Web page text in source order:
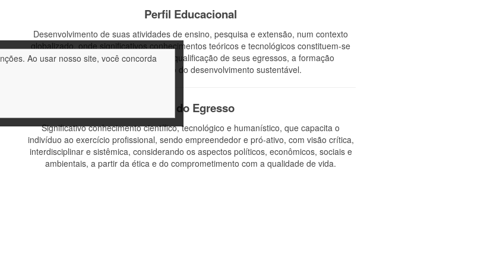
Ao usar nosso site, você concorda
Perfil Educacional
Desenvolvimento de suas atividades de ensino, pesquisa e extensão, num contexto
globalizado, onde significativos conhecimentos teóricos e tecnológicos constituem-se
como aporte para a habilitação e qualificação de seus egressos, a formação
continuada e a promoção do desenvolvimento sustentável.
Perfil do Egresso
Significativo conhecimento científico, tecnológico e humanístico, que capacita o
indivíduo ao exercício profissional, sendo empreendedor e pró-ativo, com visão crítica,
interdisciplinar e sistêmica, considerando os aspectos políticos, econômicos, sociais e
ambientais, a partir da ética e do comprometimento com a qualidade de vida.